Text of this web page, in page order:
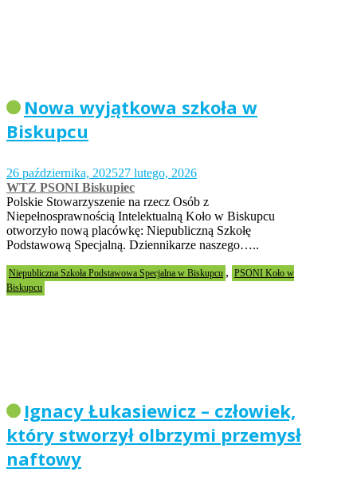
Nowa wyjątkowa szkoła w
Biskupcu
26 października, 202527 lutego, 2026
WTZ PSONI Biskupiec
Polskie Stowarzyszenie na rzecz Osób z
Niepełnosprawnością Intelektualną Koło w Biskupcu
otworzyło nową placówkę: Niepubliczną Szkołę
Podstawową Specjalną. Dziennikarze naszego…..
Niepubliczna Szkoła Podstawowa Specjalna w Biskupcu , PSONI Koło w
Biskupcu
Ignacy Łukasiewicz – człowiek,
który stworzył olbrzymi przemysł
naftowy